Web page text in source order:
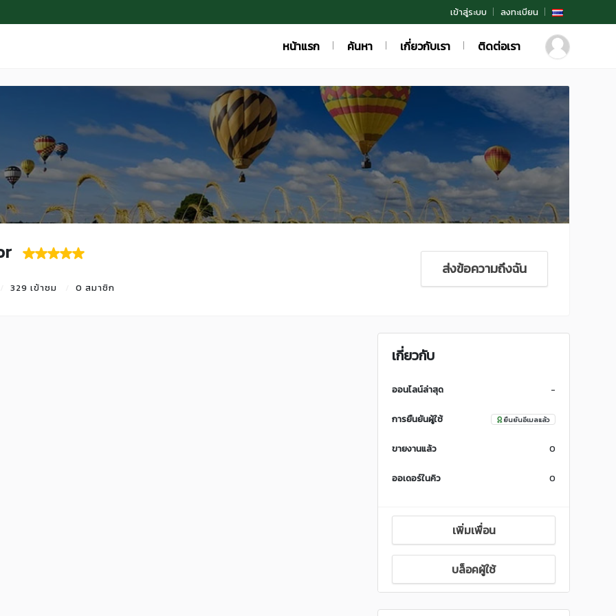
เข้าสู่ระบบ ลงทะเบียน
หน้าแรก ค้นหา เกี่ยวกับเรา ติดต่อเรา
329 เข้าชม 0 สมาชิก
ส่งข้อความถึงฉัน
เกี่ยวกับ
ออนไลน์ล่าสุด -
การยืนยันผู้ใช้ ยืนยันอีเมลแล้ว
ขายงานแล้ว 0
ออเดอร์ในคิว 0
เพิ่มเพื่อน
บล็อคผู้ใช้